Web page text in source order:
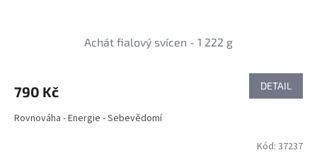
Achát fialový svícen - 1 222 g
790 Kč DETAIL
Rovnováha - Energie - Sebevědomí
Kód: 37237